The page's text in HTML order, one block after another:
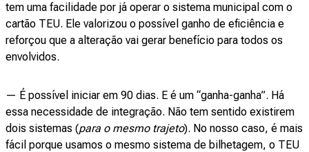
tem uma facilidade por já operar o sistema municipal com o
cartão TEU. Ele valorizou o possível ganho de eficiência e
reforçou que a alteração vai gerar benefício para todos os
envolvidos.
— É possível iniciar em 90 dias. E é um “ganha-ganha”. Há
essa necessidade de integração. Não tem sentido existirem
dois sistemas (para o mesmo trajeto). No nosso caso, é mais
fácil porque usamos o mesmo sistema de bilhetagem, o TEU